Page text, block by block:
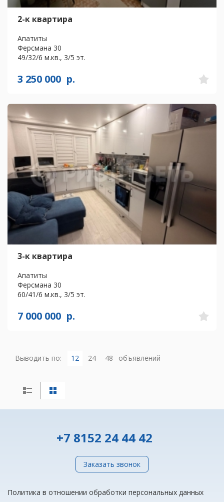
2-к квартира
Апатиты
Ферсмана 30
49/32/6 м.кв., 3/5 эт.
3 250 000 р.
3-к квартира
Апатиты
Ферсмана 30
60/41/6 м.кв., 3/5 эт.
7 000 000 р.
Выводить по: 12 24 48 объявлений
+7 8152 24 44 42
Заказать звонок
Политика в отношении обработки персональных данных